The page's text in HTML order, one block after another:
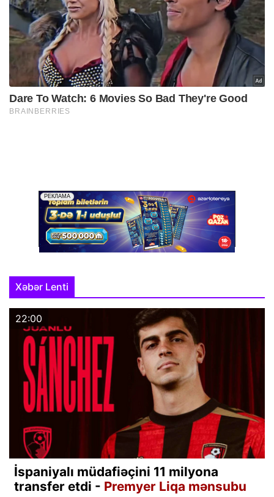
Xəbər Lenti
22:00
İspaniyalı müdafiəçini 11 milyona
transfer etdi - Premyer Liqa mənsubu